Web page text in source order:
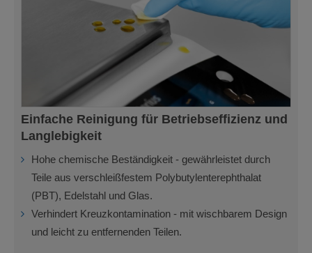
Einfache Reinigung für Betriebseffizienz und
Langlebigkeit
Hohe chemische Beständigkeit - gewährleistet durch
Teile aus verschleißfestem Polybutylenterephthalat
(PBT), Edelstahl und Glas.
Verhindert Kreuzkontamination - mit wischbarem Design
und leicht zu entfernenden Teilen.